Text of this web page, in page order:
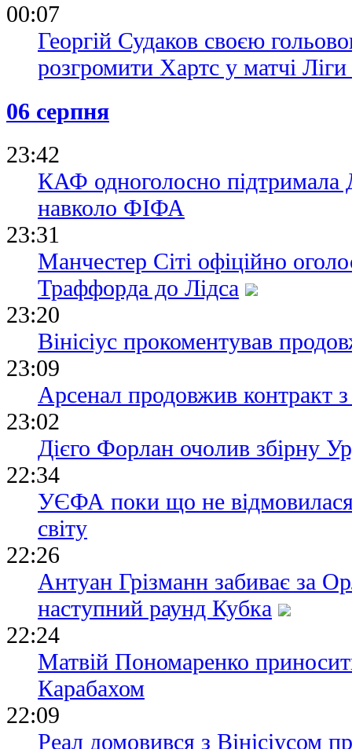
00:07
Георгій Судаков своєю
розгромити Хартс у матчі
06 серпня
23:42
КАФ одноголосно підтримала
навколо ФІФА
23:31
Манчестер Сіті офіційно
Траффорда до Лідса
23:20
Вінісіус прокоментував
23:09
Арсенал продовжив контракт
23:02
Дієго Форлан очолив збірну
22:34
УЄФА поки що не відмовилася
світу
22:26
Антуан Грізманн забиває за
наступний раунд Кубка
22:24
Матвій Пономаренко
Карабахом
22:09
Реал домовився з Вінісіусом